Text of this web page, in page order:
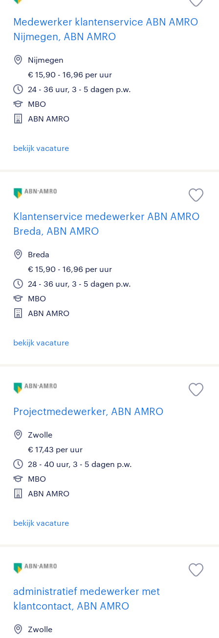
Medewerker klantenservice ABN AMRO
Nijmegen, ABN AMRO
Nijmegen
€ 15,90 - 16,96 per uur
24 - 36 uur, 3 - 5 dagen p.w.
MBO
ABN AMRO
bekijk vacature
Klantenservice medewerker ABN AMRO
Breda, ABN AMRO
Breda
€ 15,90 - 16,96 per uur
24 - 36 uur, 3 - 5 dagen p.w.
MBO
ABN AMRO
bekijk vacature
Projectmedewerker, ABN AMRO
Zwolle
€ 17,43 per uur
28 - 40 uur, 3 - 5 dagen p.w.
MBO
ABN AMRO
bekijk vacature
administratief medewerker met
klantcontact, ABN AMRO
Zwolle